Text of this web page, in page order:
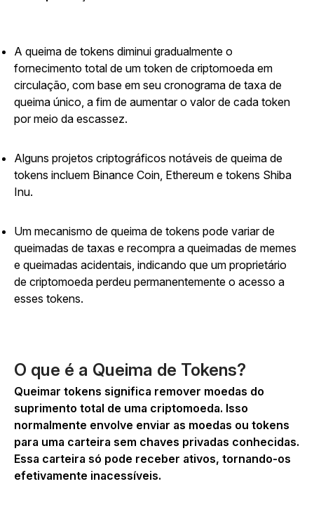
A queima de tokens diminui gradualmente o
fornecimento total de um token de criptomoeda em
circulação, com base em seu cronograma de taxa de
queima único, a fim de aumentar o valor de cada token
por meio da escassez.
Alguns projetos criptográficos notáveis de queima de
tokens incluem Binance Coin, Ethereum e tokens Shiba
Inu.
Um mecanismo de queima de tokens pode variar de
queimadas de taxas e recompra a queimadas de memes
e queimadas acidentais, indicando que um proprietário
de criptomoeda perdeu permanentemente o acesso a
esses tokens.
O que é a Queima de Tokens?
Queimar tokens significa remover moedas do
suprimento total de uma criptomoeda. Isso
normalmente envolve enviar as moedas ou tokens
para uma carteira sem chaves privadas conhecidas.
Essa carteira só pode receber ativos, tornando-os
efetivamente inacessíveis.